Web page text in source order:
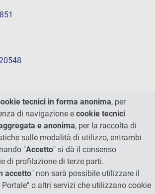
tecnici in forma anonima, per
di navigazione e cookie tecnici
e anonima, per la raccolta di
sulle modalità di utilizzo, entrambi
"Accetto" si dà il consenso
di profilazione di terze parti.
accetto" non sarà possibile utilizzare il
Portale" o altri servizi che utilizzano cookie